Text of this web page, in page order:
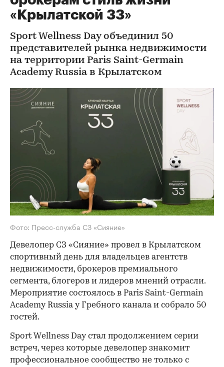
«Крылатской 33»
Sport Wellness Day объединил 50
представителей рынка недвижимости
на территории Paris Saint-Germain
Academy Russia в Крылатском
Фото: Пресс-служба СЗ «Сияние»
Девелопер СЗ «Сияние» провел в Крылатском
спортивный день для владельцев агентств
недвижимости, брокеров премиального
сегмента, блогеров и лидеров мнений отрасли.
Мероприятие состоялось в Paris Saint-Germain
Academy Russia у Гребного канала и собрало 50
гостей.
Sport Wellness Day стал продолжением серии
встреч, через которые девелопер знакомит
профессиональное сообщество не только с